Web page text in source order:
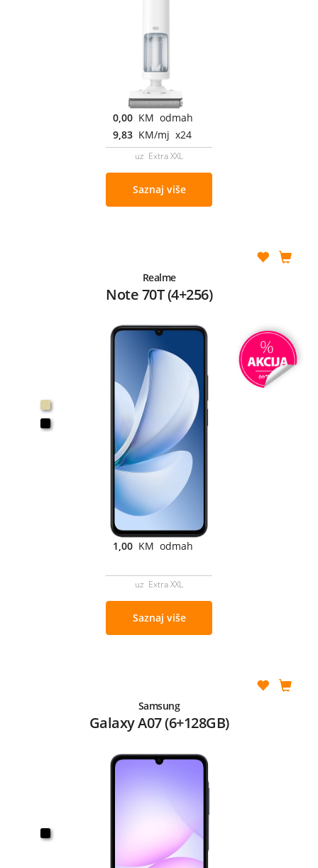
0,00 KM odmah
9,83 KM/mj x24
uz Extra XXL
Saznaj više
Realme
Note 70T (4+256)
1,00 KM odmah
uz Extra XXL
Saznaj više
Samsung
Galaxy A07 (6+128GB)